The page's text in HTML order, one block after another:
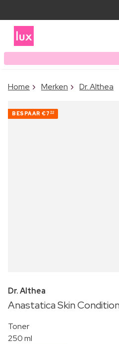
Home Merken Dr. Althea
BESPAAR €7 50
Dr. Althea
Anastatica Skin
Toner
250 ml